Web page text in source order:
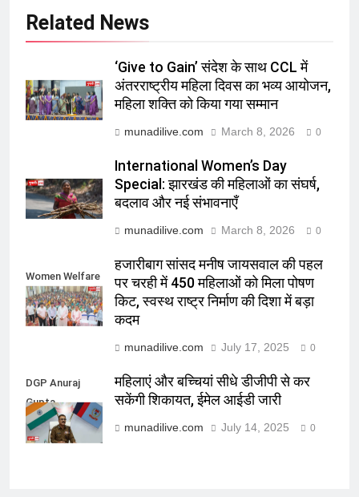
Related News
‘Give to Gain’ संदेश के साथ CCL में
अंतरराष्ट्रीय महिला दिवस का भव्य आयोजन,
महिला शक्ति को किया गया सम्मान
munadilive.com March 8, 2026 0
International Women’s Day
Special: झारखंड की महिलाओं का संघर्ष,
बदलाव और नई संभावनाएँ
munadilive.com March 8, 2026 0
Women Welfare
हजारीबाग सांसद मनीष जायसवाल की पहल
पर चरही में 450 महिलाओं को मिला पोषण
किट, स्वस्थ राष्ट्र निर्माण की दिशा में बड़ा
कदम
munadilive.com July 17, 2025 0
DGP Anuraj
Gupta
महिलाएं और बच्चियां सीधे डीजीपी से कर
सकेंगी शिकायत, ईमेल आईडी जारी
munadilive.com July 14, 2025 0